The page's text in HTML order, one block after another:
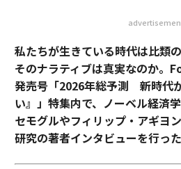
私たちが生きている時代は比
そのナラティブは真実なのか。
発売号「2026年総予測 新時代
い』」特集内で、ノーベル経済
セモグルやフィリップ・アギヨ
研究の著者インタビューを行った